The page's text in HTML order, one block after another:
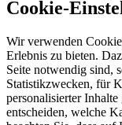
Cookie-
Wir verwenden
Erlebnis zu bieten.
Seite notwendig sind,
Statistikzwecken, für
personalisierter
entscheiden, welche